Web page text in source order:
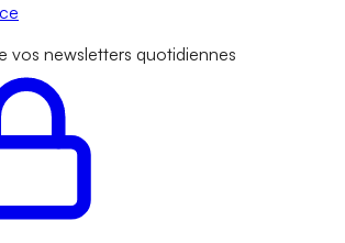
vos newsletters quotidiennes